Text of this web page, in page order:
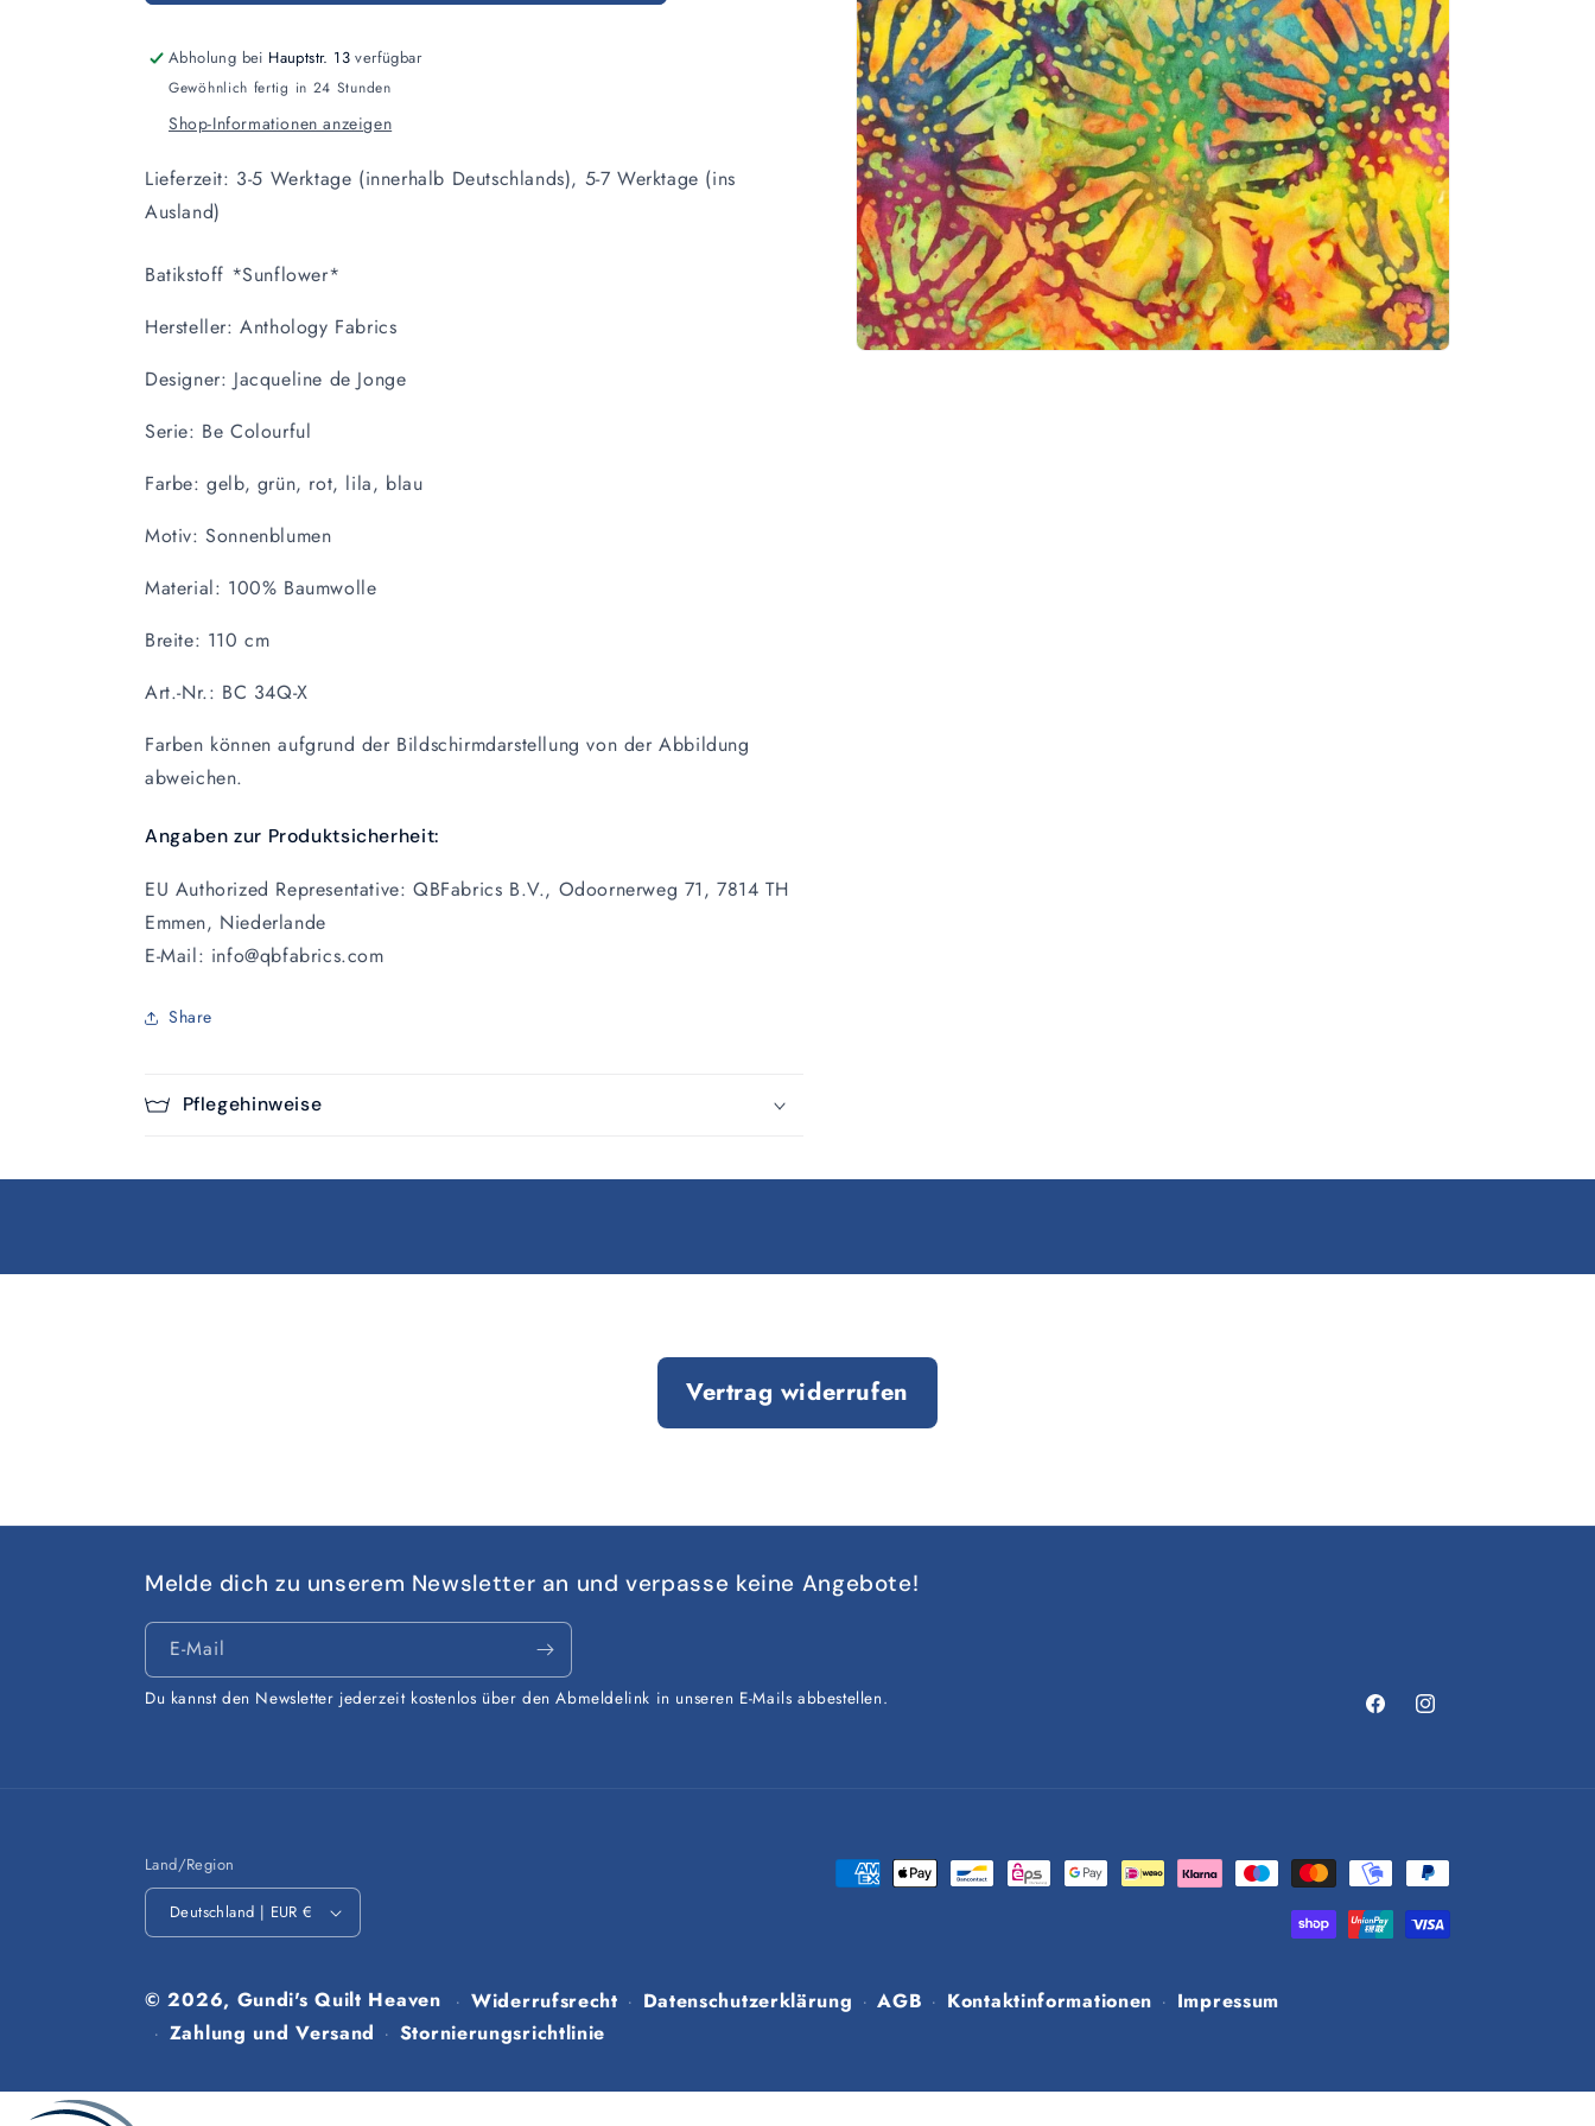
Abholung bei Hauptstr. 13 verfügbar
Gewöhnlich fertig in 24 Stunden
Shop-Informationen anzeigen
Lieferzeit: 3-5 Werktage (innerhalb Deutschlands), 5-7 Werktage (ins
Ausland)
Batikstoff *Sunflower*
Hersteller: Anthology Fabrics
Designer: Jacqueline de Jonge
Serie: Be Colourful
Farbe: gelb, grün, rot, lila, blau
Motiv: Sonnenblumen
Material: 100% Baumwolle
Breite: 110 cm
Art.-Nr.: BC 34Q-X
Farben können aufgrund der Bildschirmdarstellung von der Abbildung
abweichen.
Angaben zur Produktsicherheit:
EU Authorized Representative: QBFabrics B.V., Odoornerweg 71, 7814 TH
Emmen, Niederlande
E-Mail: info@qbfabrics.com
Share
Pflegehinweise
Vertrag widerrufen
Melde dich zu unserem Newsletter an und verpasse keine Angebote!
E-Mail
Du kannst den Newsletter jederzeit kostenlos über den Abmeldelink in unseren E-Mails abbestellen.
FacebookInstagram
Land/Region
Deutschland | EUR €
Zahlungsmethoden
© 2026, Gundi's Quilt Heaven Widerrufsrecht Datenschutzerklärung AGB Kontaktinformationen
Impressum
Zahlung und Versand
Stornierungsrichtlinie